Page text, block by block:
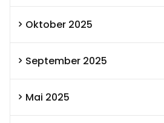
Oktober 2025
September 2025
Mai 2025